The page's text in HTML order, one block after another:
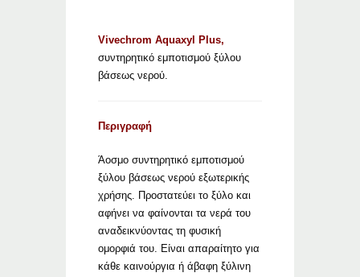
Vivechrom Aquaxyl Plus,
συντηρητικό εμποτισμού ξύλου
βάσεως νερού.
Περιγραφή
Άοσμο συντηρητικό εμποτισμού
ξύλου βάσεως νερού εξωτερικής
χρήσης. Προστατεύει το ξύλο και
αφήνει να φαίνονται τα νερά του
αναδεικνύοντας τη φυσική
ομορφιά του. Είναι απαραίτητο για
κάθε καινούργια ή άβαφη ξύλινη